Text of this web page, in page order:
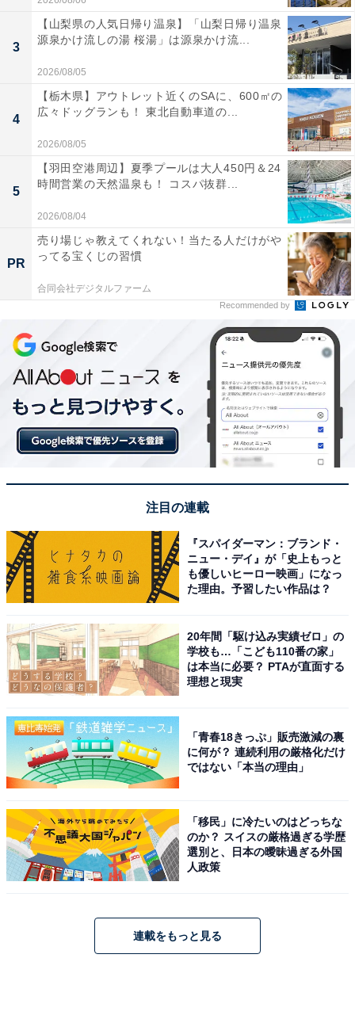
3
【山梨県の人気日帰り温泉】「山梨日帰り温泉
源泉かけ流しの湯 桜湯」は源泉かけ流...
2026/08/05
4
【栃木県】アウトレット近くのSAに、600㎡の
広々ドッグランも！ 東北自動車道の...
2026/08/05
5
【羽田空港周辺】夏季プールは大人450円＆24
時間営業の天然温泉も！ コスパ抜群...
2026/08/04
PR
売り場じゃ教えてくれない！当たる人だけがや
ってる宝くじの習慣
合同会社デジタルファーム
Recommended by
注目の連載
『スパイダーマン：ブランド・
ニュー・デイ』が「史上もっと
も優しいヒーロー映画」になっ
た理由。予習したい作品は？
20年間「駆け込み実績ゼロ」の
学校も…「こども110番の家」
は本当に必要？ PTAが直面する
理想と現実
「青春18きっぷ」販売激減の裏
に何が？ 連続利用の厳格化だけ
ではない「本当の理由」
「移民」に冷たいのはどっちな
のか？ スイスの厳格過ぎる学歴
選別と、日本の曖昧過ぎる外国
人政策
連載をもっと見る